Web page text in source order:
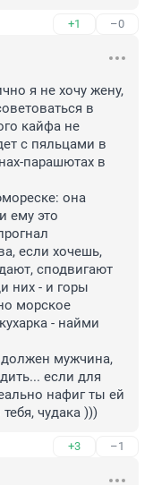
+1 –0
я не хочу жену,
в
кайфа не
с пяльцами в
парашютах в
она
ему это
если хочешь,
сподвигают
них - и горы
морское
- найми
должен мужчина,
если для
нафиг ты ей
чудака )))
+3 –1